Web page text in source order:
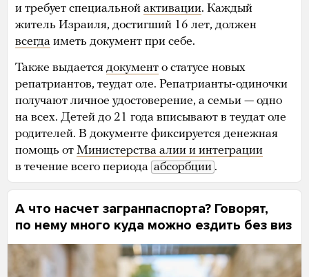
и требует специальной активации. Каждый
житель Израиля, достигший 16 лет, должен
всегда иметь документ при себе.
Также выдается документ о статусе новых
репатриантов, теудат оле. Репатрианты-одиночки
получают личное удостоверение, а семьи — одно
на всех. Детей до 21 года вписывают в теудат оле
родителей. В документе фиксируется денежная
помощь от Министерства алии и интеграции
в течение всего периода абсорбции .
А что насчет загранпаспорта? Говорят,
по нему много куда можно ездить без виз